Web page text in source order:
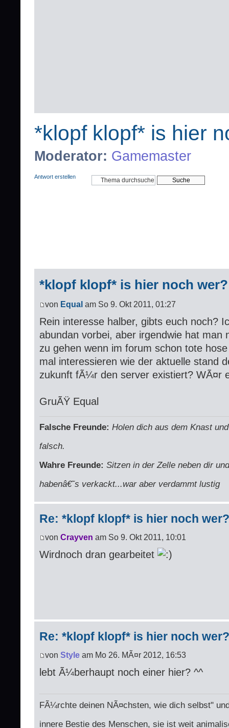
*klopf klopf* is hier
Moderator: Gamemaster
Antwort erstellen
*klopf klopf* is hier noch wer?
von Equal am So 9. Okt 2011, 01:27
Rein interesse halber, gibts euch noch?
abundan vorbei, aber irgendwie hat man
zu gehen wenn im forum schon tote
mal interessieren wie der aktuelle stand
zukunft fÃ¼r den server existiert? WÃ¤r
GruÃŸ Equal
Falsche Freunde: Holen dich aus dem Knast
falsch.
Wahre Freunde: Sitzen in der Zelle neben dir
habenâ€˜s verkackt...war aber verdammt lustig
Re: *klopf klopf* is hier noch wer?
von Crayven am So 9. Okt 2011, 10:01
Wirdnoch dran gearbeitet
Re: *klopf klopf* is hier noch wer?
von Style am Mo 26. MÃ¤r 2012, 16:53
lebt Ã¼berhaupt noch einer hier? ^^
FÃ¼rchte deinen NÃ¤chsten, wie dich selbst"
innere Bestie des Menschen, sie ist weit